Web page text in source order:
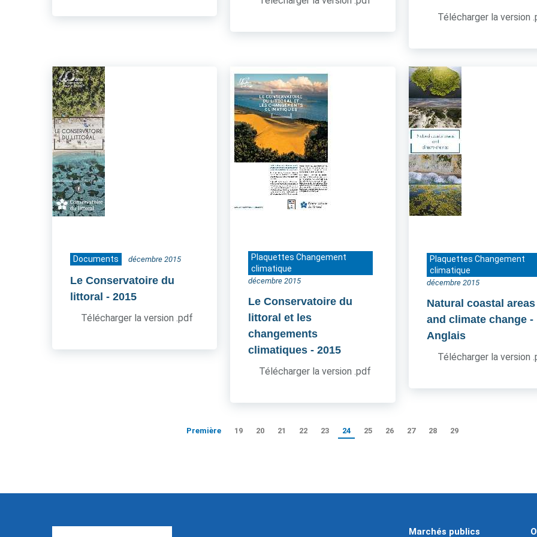
Télécharger la version
Documents décembre 2015
Le Conservatoire du
littoral - 2015
Télécharger la version .pdf
Plaquettes Changement
climatique
décembre 2015
Le Conservatoire du
littoral et les
changements
climatiques - 2015
Télécharger la version .pdf
Plaquettes Changement
climatique
décembre 2015
Natural coastal areas
and climate change -
Anglais
Télécharger la version
Première 19 20 21 22 23 24 25 26 27 28 29
Marchés publics